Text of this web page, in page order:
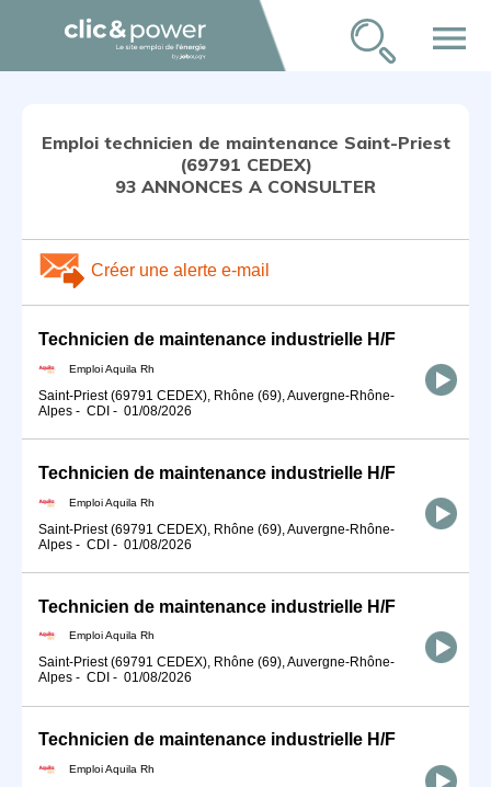
menu
Emploi technicien de maintenance Saint-Priest
(69791 CEDEX)
93 ANNONCES A CONSULTER
Créer une alerte e-mail
Technicien de maintenance industrielle H/F
Emploi Aquila Rh
Saint-Priest (69791 CEDEX), Rhône (69), Auvergne-Rhône-
Alpes - CDI - 01/08/2026
Technicien de maintenance industrielle H/F
Emploi Aquila Rh
Saint-Priest (69791 CEDEX), Rhône (69), Auvergne-Rhône-
Alpes - CDI - 01/08/2026
Technicien de maintenance industrielle H/F
Emploi Aquila Rh
Saint-Priest (69791 CEDEX), Rhône (69), Auvergne-Rhône-
Alpes - CDI - 01/08/2026
Technicien de maintenance industrielle H/F
Emploi Aquila Rh